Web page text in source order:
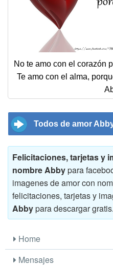
No te amo con el corazón
Te amo con el alma,
Todos de amor
Felicitaciones, tarjetas y
nombre Abbypara
imagenes de amor con
felicitaciones, tarjetas y
Abbypara descargar gratis.
Home
Mensajes